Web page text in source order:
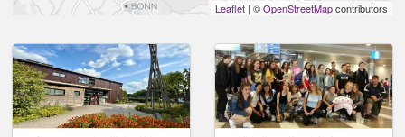
Leaflet | ©OpenStreetMapcontributors